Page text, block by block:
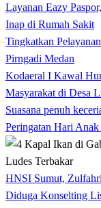
Layanan Eazy
Inap di Rumah Sakit
Tingkatkan
Pirngadi Medan‎
Kodaeral I Kawal
Masyarakat di Desa
Suasana penuh
Peringatan Hari
HNSI Sumut,
Diduga Konselting